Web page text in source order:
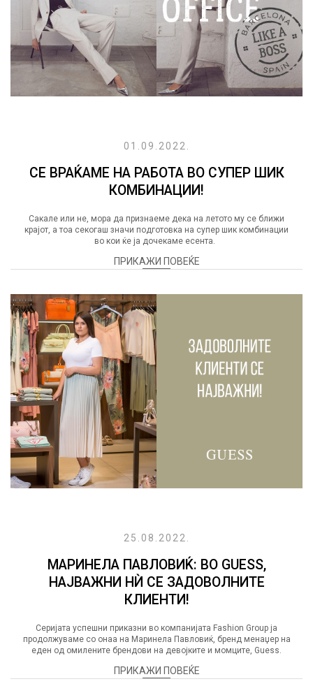
01.09.2022.
СЕ ВРАЌАМЕ НА РАБОТА ВО СУПЕР ШИК
КОМБИНАЦИИ!
Сакале или не, мора да признаеме дека на летото му се ближи
крајот, а тоа секогаш значи подготовка на супер шик комбинации
во кои ќе ја дочекаме есента.
ПРИКАЖИ ПОВЕЌЕ
25.08.2022.
МАРИНЕЛА ПАВЛОВИЌ: ВО GUESS,
НАЈВАЖНИ НЍ СЕ ЗАДОВОЛНИТЕ
КЛИЕНТИ!
Серијата успешни приказни во компанијата Fashion Group ја
продолжуваме со онаа на Маринела Павловиќ, бренд менаџер на
еден од омилените брендови на девојките и момците, Guess.
ПРИКАЖИ ПОВЕЌЕ